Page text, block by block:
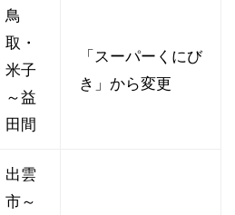
鳥
取・
米子
～益
田間
「スーパーくにび
き」から変更
出雲
市～